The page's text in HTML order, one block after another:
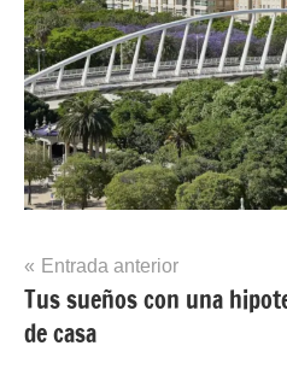
Navegación
de
entradas
Entrada anterior
Tus sueños con una
de casa